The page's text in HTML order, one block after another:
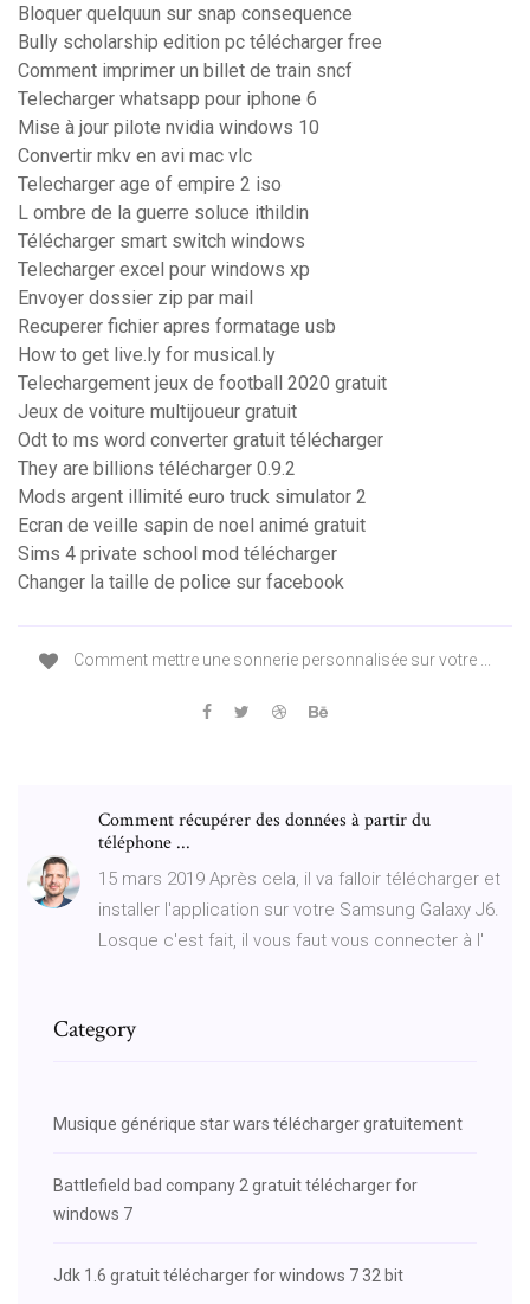
Bloquer quelquun sur snap consequence
Bully scholarship edition pc télécharger free
Comment imprimer un billet de train sncf
Telecharger whatsapp pour iphone 6
Mise à jour pilote nvidia windows 10
Convertir mkv en avi mac vlc
Telecharger age of empire 2 iso
L ombre de la guerre soluce ithildin
Télécharger smart switch windows
Telecharger excel pour windows xp
Envoyer dossier zip par mail
Recuperer fichier apres formatage usb
How to get live.ly for musical.ly
Telechargement jeux de football 2020 gratuit
Jeux de voiture multijoueur gratuit
Odt to ms word converter gratuit télécharger
They are billions télécharger 0.9.2
Mods argent illimité euro truck simulator 2
Ecran de veille sapin de noel animé gratuit
Sims 4 private school mod télécharger
Changer la taille de police sur facebook
Comment mettre une sonnerie personnalisée sur votre ...
Comment récupérer des données à partir du
téléphone ...
15 mars 2019 Après cela, il va falloir télécharger et
installer l'application sur votre Samsung Galaxy J6.
Losque c'est fait, il vous faut vous connecter à l'
Category
Musique générique star wars télécharger gratuitement
Battlefield bad company 2 gratuit télécharger for
windows 7
Jdk 1.6 gratuit télécharger for windows 7 32 bit